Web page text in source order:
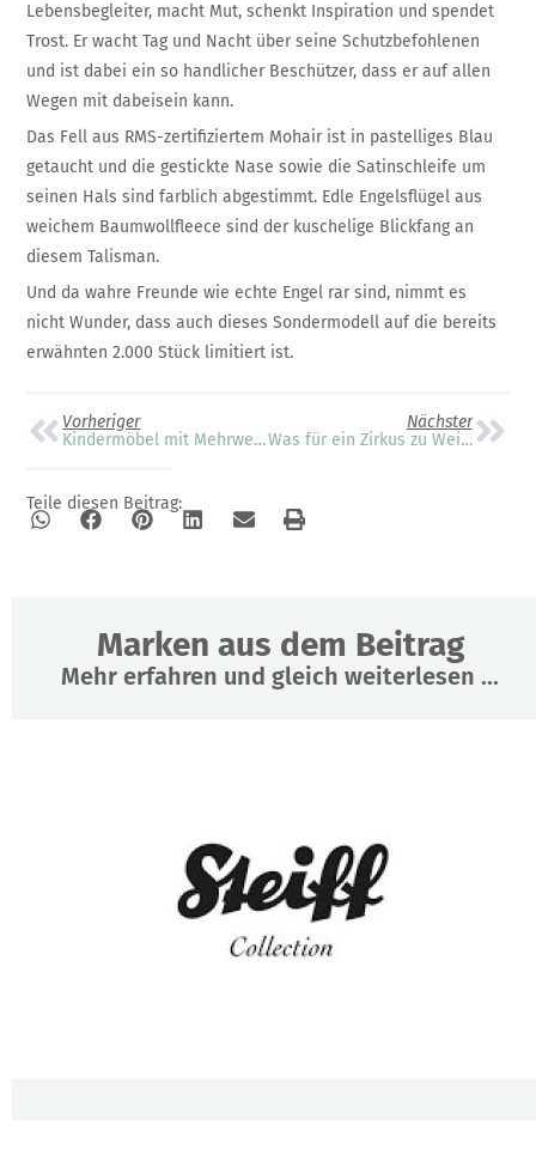
Lebensbegleiter, macht Mut, schenkt Inspiration und spendet
Trost. Er wacht Tag und Nacht über seine Schutzbefohlenen
und ist dabei ein so handlicher Beschützer, dass er auf allen
Wegen mit dabeisein kann.
Das Fell aus RMS-zertifiziertem Mohair ist in pastelliges Blau
getaucht und die gestickte Nase sowie die Satinschleife um
seinen Hals sind farblich abgestimmt. Edle Engelsflügel aus
weichem Baumwollfleece sind der kuschelige Blickfang an
diesem Talisman.
Und da wahre Freunde wie echte Engel rar sind, nimmt es
nicht Wunder, dass auch dieses Sondermodell auf die bereits
erwähnten 2.000 Stück limitiert ist.
Vorheriger
Kindermöbel mit Mehrwert: Lerntürme, Beistellbetten und Kletterspielzeug für eine ganzheitliche Entwicklung von tiSsi®
Nächster
Was für ein Zirkus zu Weihnachten
Teile diesen Beitrag:
Marken aus dem Beitrag
Mehr erfahren und gleich weiterlesen ...